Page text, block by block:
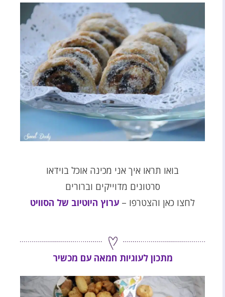
בואו תראו איך אני מכינה אוכל בוידאו
סרטונים מדוייקים וברורים
לחצו כאן והצטרפו – ערוץ היוטיוב של הסוויט
מתכון לעוגיות חמאה עם מכשיר